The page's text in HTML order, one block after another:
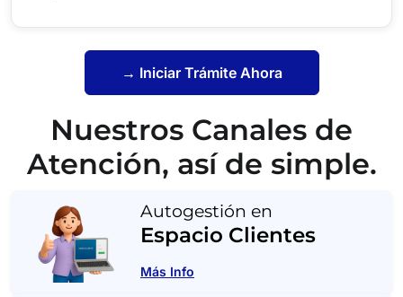
→ Iniciar Trámite Ahora
Nuestros Canales de
Atención, así de simple.
Autogestión en
Espacio Clientes
Más Info